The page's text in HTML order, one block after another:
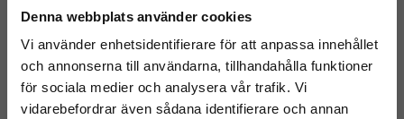
Denna webbplats använder cookies
Vi använder enhetsidentifierare för att anpassa innehållet
och annonserna till användarna, tillhandahålla funktioner
för sociala medier och analysera vår trafik. Vi
vidarebefordrar även sådana identifierare och annan
GeBlod, Linköping
Storgatan 32 582 23 Linköping
Boka tid Kontakta oss Skriv ut
Välkommen till